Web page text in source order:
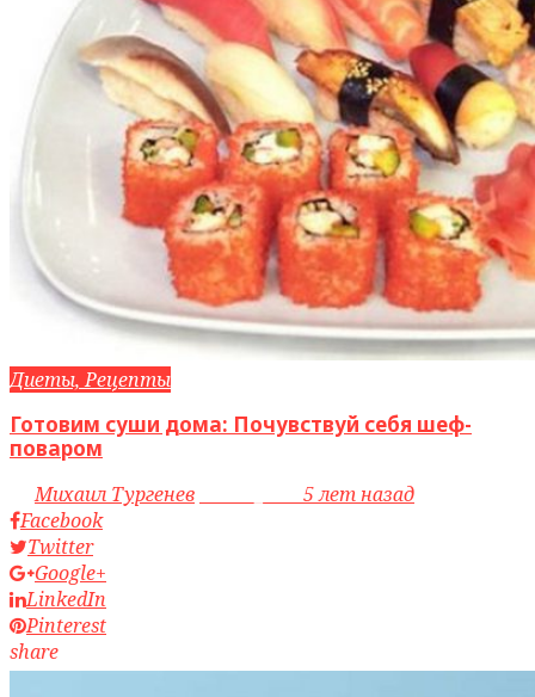
Диеты, Рецепты
Готовим суши дома: Почувствуй себя шеф-
поваром
byМихаил Тургенев
5 лет назад
Facebook
Twitter
Google+
LinkedIn
Pinterest
share